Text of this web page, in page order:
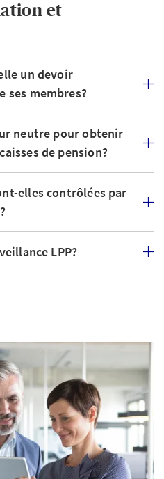
et
un devoir
ses membres?
neutre pour obtenir
de pension?
elles contrôlées par
LPP?